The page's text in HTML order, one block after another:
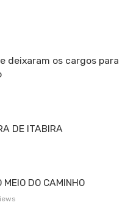
deixaram os cargos para
DE ITABIRA
MEIO DO CAMINHO